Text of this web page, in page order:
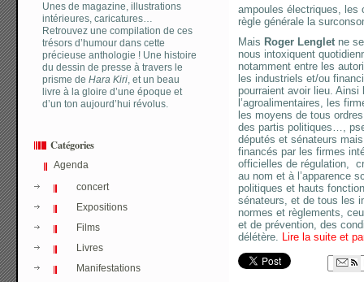
Unes de magazine, illustrations
intérieures, caricatures…
Retrouvez une compilation de ces
trésors d’humour dans cette
précieuse anthologie ! Une histoire
du dessin de presse à travers le
prisme de Hara Kiri, et un beau
livre à la gloire d’une époque et
d’un ton aujourd’hui révolus.
Catégories
Agenda
concert
Expositions
Films
Livres
Manifestations
ampoules électriques,
règle générale la
Mais Roger Lengletne se
nous intoxiquent
notamment entre les
les industriels et/ou
pourraient avoir lieu.
l’agroalimentaires, les
les moyens de tous
des partis politiques…,
députés et sénateurs
financés par les firmes
officielles de régulation,
au nom et à l’apparence
politiques et hauts
sénateurs, et de tous les
normes et règlements,
et de prévention, des
délétère. Lire la suite et